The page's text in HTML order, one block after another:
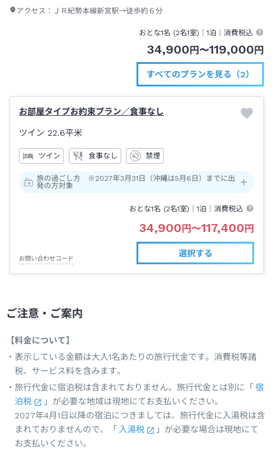
アクセス： ＪＲ紀勢本線新宮駅→徒歩約６分
おとな1名 (2名1室)｜1泊 ｜消費税込
34,900 円 〜119,000 円
すべてのプランを見る（2）
お部屋タイプお約束プラン／食事なし
ツイン 22.6平米
ツイン 食事なし 禁煙
旅の過ごし方 ※2027年3月31日（沖縄は5月6日）までに出
発の方対象
おとな1名 (2名1室)｜1泊 ｜消費税込
34,900 円 〜117,400 円
お問い合わせコード
選択する
ご注意・ご案内
【料金について】
表示している金額は大人1名あたりの旅行代金です。消費税等諸
税、サービス料を含みます。
旅行代金に宿泊税は含まれておりません。旅行代金とは別に「 宿
泊税
」が必要な地域は現地にてお支払いください。
2027年4月1日以降の宿泊につきましては、旅行代金に入湯税は含
まれておりませんので、「 入湯税
」が必要な場合は現地にて
お支払いください。